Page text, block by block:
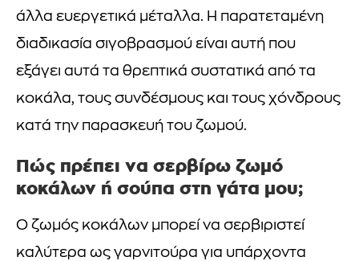
άλλα ευεργετικά μέταλλα. Η παρατεταμένη
διαδικασία σιγοβρασμού είναι αυτή που
εξάγει αυτά τα θρεπτικά συστατικά από τα
κοκάλα, τους συνδέσμους και τους χόνδρους
κατά την παρασκευή του ζωμού.
Πώς πρέπει να σερβίρω ζωμό
κοκάλων ή σούπα στη γάτα μου;
Ο ζωμός κοκάλων μπορεί να σερβιριστεί
καλύτερα ως γαρνιτούρα για υπάρχοντα